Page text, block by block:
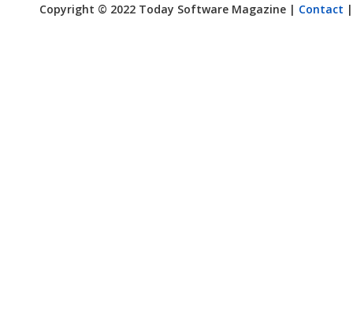
Copyright © 2022 Today Software Magazine | Contact